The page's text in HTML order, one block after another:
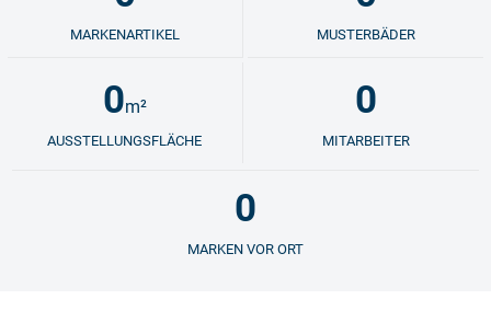
MARKENARTIKEL MUSTERBÄDER
0m²
AUSSTELLUNGSFLÄCHE
0
MITARBEITER
0
MARKEN VOR ORT